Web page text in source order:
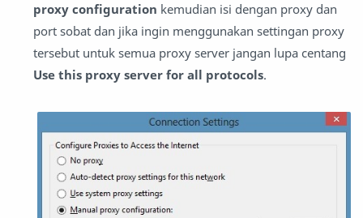
proxy configuration kemudian isi dengan proxy dan
port sobat dan jika ingin menggunakan settingan proxy
tersebut untuk semua proxy server jangan lupa centang
Use this proxy server for all protocols.